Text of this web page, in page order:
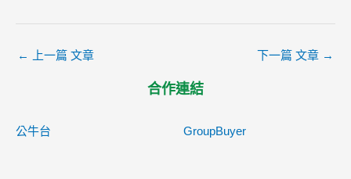
← 上一篇 文章 下一篇 文章 →
合作連結
公牛台 GroupBuyer